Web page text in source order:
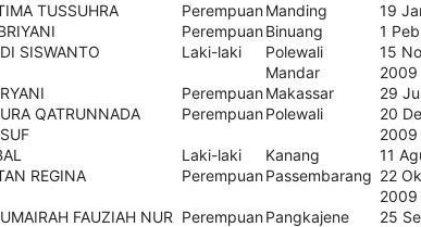
TUSSUHRA PerempuanManding
19
PerempuanBinuang
1
SISWANTO Laki-laki
Polewali
Mandar
15
2009
PerempuanMakassar
29
QATRUNNADA
PerempuanPolewali
20
2009
Laki-laki Kanang
11
REGINA PerempuanPassembarang 22
2009
FAUZIAH NUR PerempuanPangkajene
25